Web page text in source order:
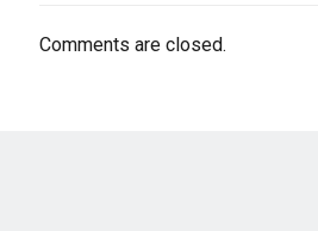
Comments are closed.